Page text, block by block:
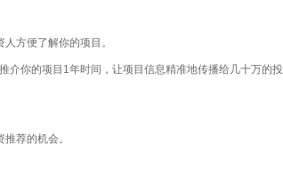
方便了解你的项目。
介你的项目1年时间，让项目信息精准地传播给几十万的投
荐的机会。